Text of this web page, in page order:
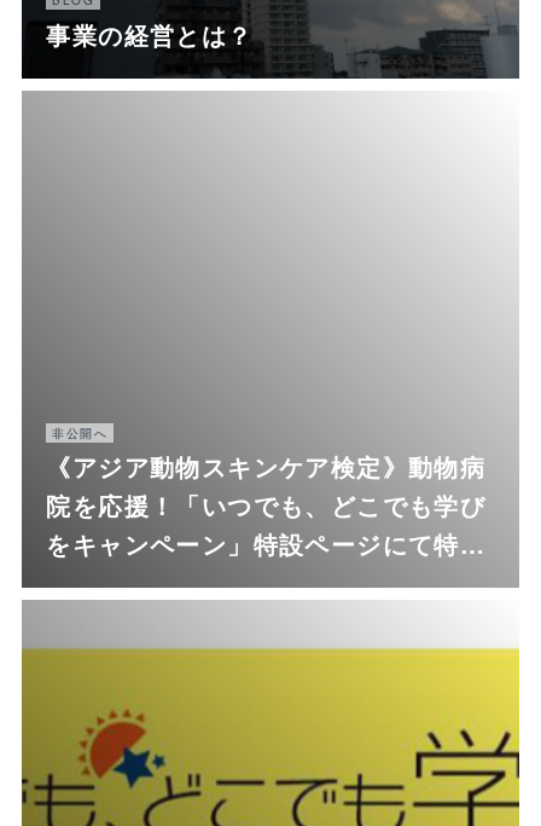
事業の経営とは？
非公開へ
《アジア動物スキンケア検定》動物病
院を応援！「いつでも、どこでも学び
をキャンペーン」特設ページにて特…